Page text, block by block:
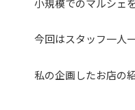
小規模でのマルシェ
今回はスタッフ一人
私の企画したお店の